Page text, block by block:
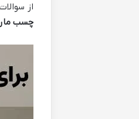
از
چسب